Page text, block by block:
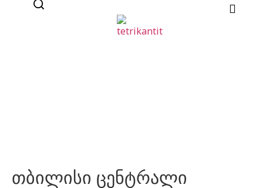
თბილისი ცენტრალი